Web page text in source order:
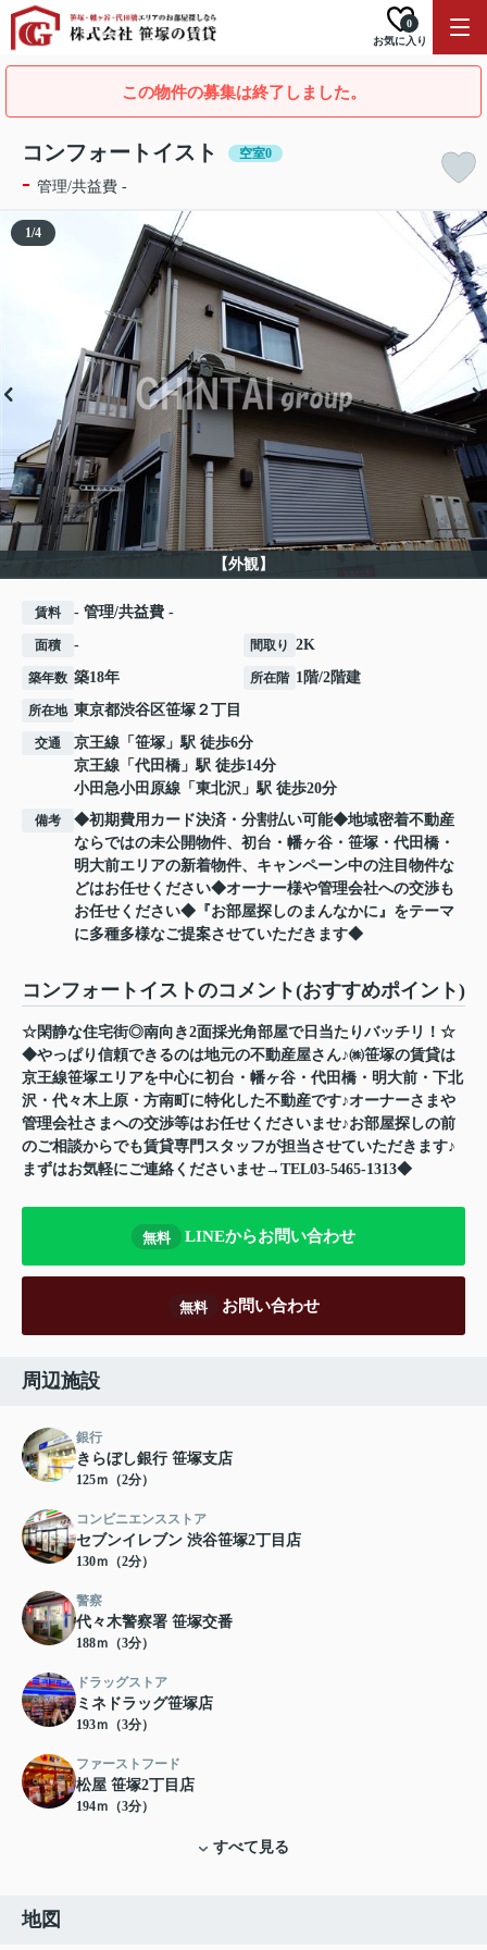
お気に入り
0
この物件の募集は終了しました。
コンフォートイスト 空室0
- 管理/共益費 -
【外観】
1/4
賃料 - 管理/共益費 -
面積 - 間取り 2K
築年数 築18年 所在階 1階/2階建
所在地 東京都渋谷区笹塚 ２丁目
交通 京王線 「 笹塚 」駅 徒歩6分
京王線 「 代田橋 」駅 徒歩14分
小田急小田原線 「 東北沢 」駅 徒歩20分
備考
◆初期費用カード決済・分割払い可能◆地域密着不動産
ならではの未公開物件、初台・幡ヶ谷・笹塚・代田橋・
明大前エリアの新着物件、キャンペーン中の注目物件な
どはお任せください◆オーナー様や管理会社への交渉も
お任せください◆『お部屋探しのまんなかに』をテーマ
に多種多様なご提案させていただきます◆
コンフォートイストのコメント(おすすめポイント)
☆閑静な住宅街◎南向き2面採光角部屋で日当たりバッチリ！☆
◆やっぱり信頼できるのは地元の不動産屋さん♪㈱笹塚の賃貸は
京王線笹塚エリアを中心に初台・幡ヶ谷・代田橋・明大前・下北
沢・代々木上原・方南町に特化した不動産です♪オーナーさまや
管理会社さまへの交渉等はお任せくださいませ♪お部屋探しの前
のご相談からでも賃貸専門スタッフが担当させていただきます♪
まずはお気軽にご連絡くださいませ→TEL03-5465-1313◆
無料 LINEからお問い合わせ
無料 お問い合わせ
周辺施設
銀行
きらぼし銀行 笹塚支店
125ｍ（2分）
コンビニエンスストア
セブンイレブン 渋谷笹塚2丁目店
130ｍ（2分）
警察
代々木警察署 笹塚交番
188ｍ（3分）
ドラッグストア
ミネドラッグ笹塚店
193ｍ（3分）
ファーストフード
松屋 笹塚2丁目店
194ｍ（3分）
すべて見る
地図